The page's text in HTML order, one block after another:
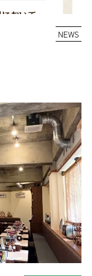
NEWS